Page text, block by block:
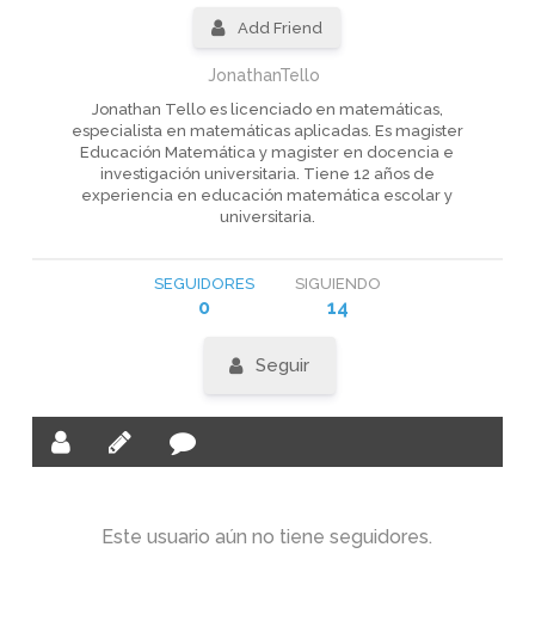
Add Friend
JonathanTello
Jonathan Tello es licenciado en matemáticas,
especialista en matemáticas aplicadas. Es magister
Educación Matemática y magister en docencia e
investigación universitaria. Tiene 12 años de
experiencia en educación matemática escolar y
universitaria.
SEGUIDORES
0
SIGUIENDO
14
Seguir
Este usuario aún no tiene seguidores.